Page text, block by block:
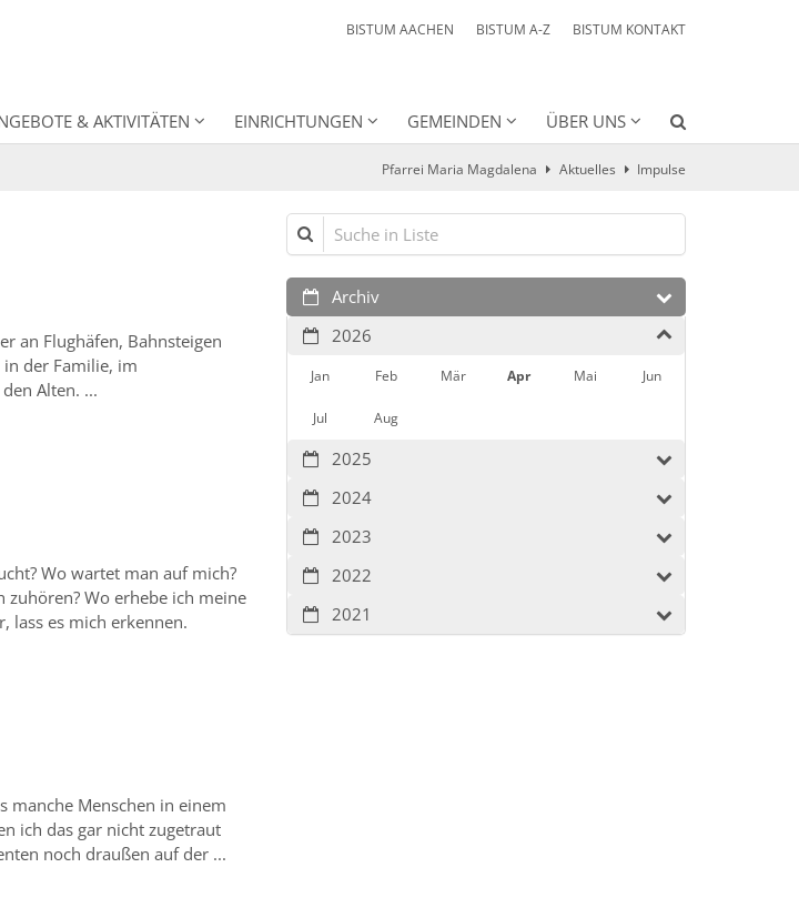
BISTUM AACHEN BISTUM A-Z BISTUM KONTAKT
& AKTIVITÄTEN EINRICHTUNGEN GEMEINDEN ÜBER UNS
Pfarrei Maria Magdalena Aktuelles Impulse
an Flughäfen, Bahnsteigen
der Familie, im
Alten. ...
Wo wartet man auf mich?
Wo erhebe ich meine
lass es mich erkennen.
manche Menschen in einem
ich das gar nicht zugetraut
noch draußen auf der ...
Suche in Liste
Archiv
2026
Jan Feb Mär Apr Mai Jun
Jul Aug
2025
2024
2023
2022
2021